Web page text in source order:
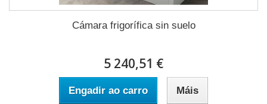
Cámara frigorífica sin suelo
5 240,51 €
Engadir ao carro Máis